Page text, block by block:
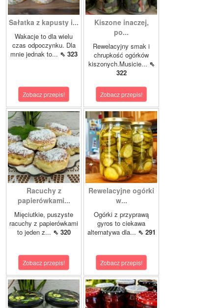
Sałatka z kapusty i...
Wakacje to dla wielu
czas odpoczynku. Dla
mnie jednak to... ⇖ 323
Zobacz przepis!
Kiszone inaczej,
po...
Rewelacyjny smak i
chrupkość ogórków
kiszonych.Musicie... ⇖
322
Zobacz przepis!
Racuchy z
papierówkami...
Mięciutkie, puszyste
racuchy z papierówkami
to jeden z... ⇖ 320
Zobacz przepis!
Rewelacyjne ogórki
w...
Ogórki z przyprawą
gyros to ciekawa
alternatywa dla... ⇖ 291
Zobacz przepis!